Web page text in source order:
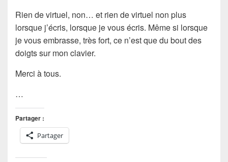
Rien de virtuel, non… et rien de virtuel non plus
lorsque j’écris, lorsque je vous écris. Même si lorsque
je vous embrasse, très fort, ce n’est que du bout des
doigts sur mon clavier.
Merci à tous.
…
Partager :
Partager